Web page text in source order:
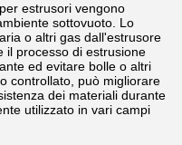
estrusori vengono
sottovuoto. Lo
o altri gas dall'estrusore
il processo di estrusione
ed evitare bolle o altri
controllato, può migliorare
dei materiali durante
utilizzato in vari campi